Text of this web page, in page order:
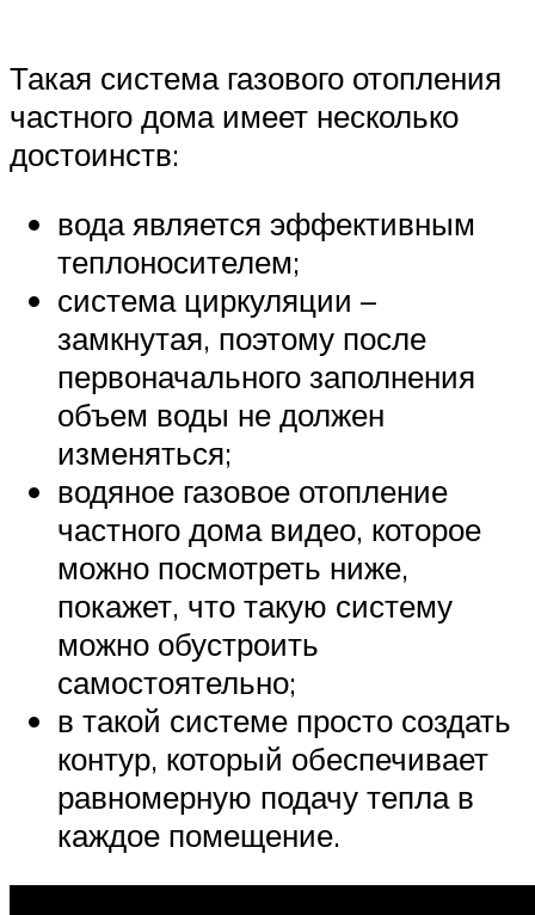
Такая система газового отопления
частного дома имеет несколько
достоинств:
вода является эффективным
теплоносителем;
система циркуляции –
замкнутая, поэтому после
первоначального заполнения
объем воды не должен
изменяться;
водяное газовое отопление
частного дома видео, которое
можно посмотреть ниже,
покажет, что такую систему
можно обустроить
самостоятельно;
в такой системе просто создать
контур, который обеспечивает
равномерную подачу тепла в
каждое помещение.